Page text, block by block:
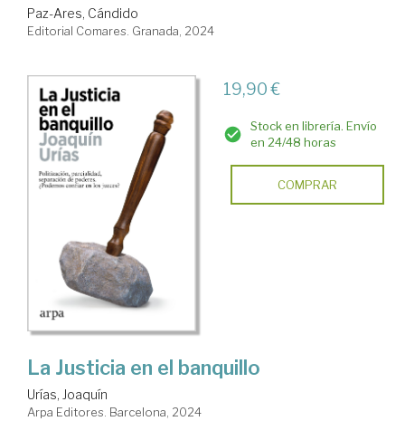
Paz-Ares, Cándido
Editorial Comares. Granada, 2024
19,90 €
Stock en librería. Envío
en 24/48 horas
COMPRAR
La Justicia en el banquillo
Urías, Joaquín
Arpa Editores. Barcelona, 2024